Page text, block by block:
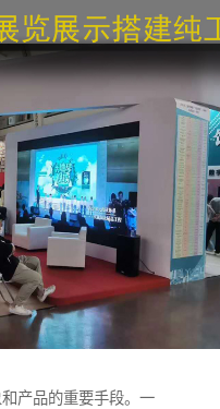
产品的重要手段。一